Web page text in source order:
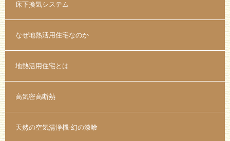
床下換気システム
なぜ地熱活用住宅なのか
地熱活用住宅とは
高気密高断熱
天然の空気清浄機-幻の漆喰